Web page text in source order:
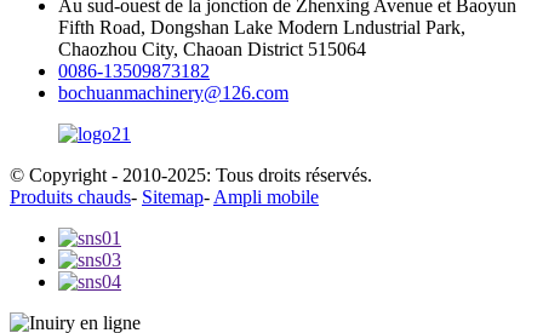
Au sud-ouest de la jonction de Zhenxing Avenue et Baoyun
Fifth Road, Dongshan Lake Modern Lndustrial Park,
Chaozhou City, Chaoan District 515064
0086-13509873182
bochuanmachinery@126.com
© Copyright - 2010-2025: Tous droits réservés.
Produits chauds- Sitemap- Ampli mobile